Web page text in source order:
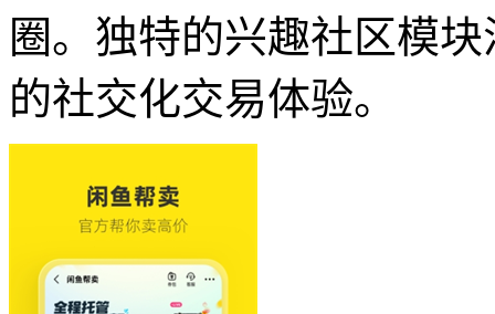
圈。独特的兴趣社区模
的社交化交易体验。